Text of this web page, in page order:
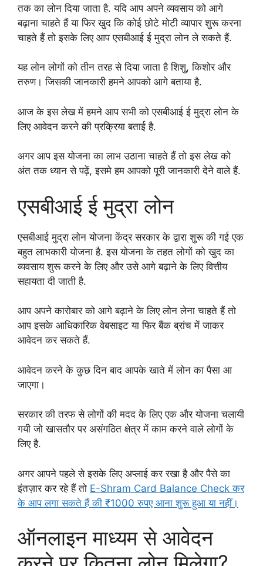
तक का लोन दिया जाता है. यदि आप अपने व्यवसाय को आगे
बढ़ाना चाहते हैं या फिर खुद कि कोई छोटे मोटी व्यापार शुरू करना
चाहते हैं तो इसके लिए आप एसबीआई ई मुद्रा लोन ले सकते हैं.
यह लोन लोगों को तीन तरह से दिया जाता है शिशु, किशोर और
तरुण। जिसकी जानकारी हमने आपको आगे बताया है.
आज के इस लेख में हमने आप सभी को एसबीआई ई मुद्रा लोन के
लिए आवेदन करने की प्रक्रिया बताई है.
अगर आप इस योजना का लाभ उठाना चाहते हैं तो इस लेख को
अंत तक ध्यान से पढ़ें, इसमे हम आपको पूरी जानकारी देने वाले हैं.
एसबीआई ई मुद्रा लोन
एसबीआई मुद्रा लोन योजना केंद्र सरकार के द्वारा शुरू की गई एक
बहुत लाभकारी योजना है. इस योजना के तहत लोगों को खुद का
व्यवसाय शुरू करने के लिए और उसे आगे बढ़ाने के लिए वित्तीय
सहायता दी जाती है.
आप अपने कारोबार को आगे बढ़ाने के लिए लोन लेना चाहते हैं तो
आप इसके आधिकारिक वेबसाइट या फिर बैंक ब्रांच में जाकर
आवेदन कर सकते हैं.
आवेदन करने के कुछ दिन बाद आपके खाते में लोन का पैसा आ
जाएगा।
सरकार की तरफ से लोगों की मदद के लिए एक और योजना चलायी
गयी जो खासतौर पर असंगठित क्षेत्र में काम करने वाले लोगों के
लिए है.
अगर आपने पहले से इसके लिए अप्लाई कर रखा है और पैसे का
इंतज़ार कर रहे हैं तो E-Shram Card Balance Check कर
के आप लगा सकते हैं की ₹1000 रुपए आना शुरू हुआ या नहीं।
ऑनलाइन माध्यम से आवेदन